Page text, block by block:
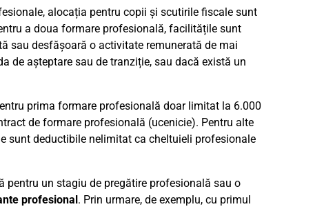
alocația pentru copii și scutirile fiscale sunt
a doua formare profesională, facilitățile sunt
sau desfășoară o activitate remunerată de mai
de așteptare sau de tranziție, sau dacă există un
prima formare profesională doar limitat la 6.000
de formare profesională (ucenicie). Pentru alte
sunt deductibile nelimitat ca cheltuieli profesionale
un stagiu de pregătire profesională sau o
profesional. Prin urmare, de exemplu, cu primul